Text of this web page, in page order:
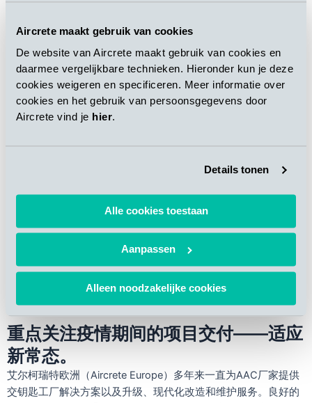
Aircrete maakt gebruik van cookies
De website van Aircrete maakt gebruik van cookies en
daarmee vergelijkbare technieken. Hieronder kun je deze
cookies weigeren en specificeren. Meer informatie over
cookies en het gebruik van persoonsgegevens door
Aircrete vind je hier.
Details tonen
Alle cookies toestaan
Aanpassen
Alleen noodzakelijke cookies
现在，砌块卸下后可以侧边落在托盘上，也可以通过翻转90°让
大的一面落在托盘上(图3)。特殊设计的液压系统将翻转台两侧的
角度准确地保持在90°，确保砌块在翻转过程中不会滑动。这样
就避免了裂角，而且翻转后坯体看上去整齐竖直。砌块翻转及包
中断边的情况。此外，砌块在托盘上放置得更加稳定。翻转后还
能对原本看不到的砌块底部进行检查。
重点关注疫情期间的项目交付——适应
新常态。
艾尔柯瑞特欧洲（Aircrete Europe）多年来一直为AAC厂家提供
交钥匙工厂解决方案以及升级、现代化改造和维护服务。良好的